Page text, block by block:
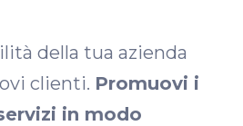
della tua azienda
clienti. Promuovi i
in modo